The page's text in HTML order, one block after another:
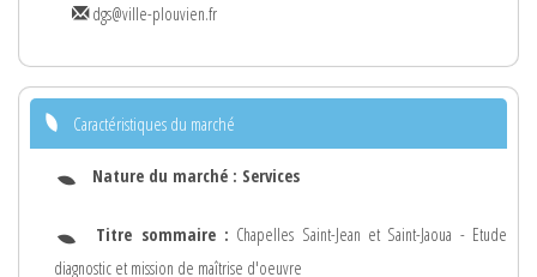
dgs@ville-plouvien.fr
Caractéristiques du marché
Nature du marché : Services
Titre sommaire : Chapelles Saint-Jean et Saint-Jaoua - Etude
diagnostic et mission de maîtrise d'oeuvre